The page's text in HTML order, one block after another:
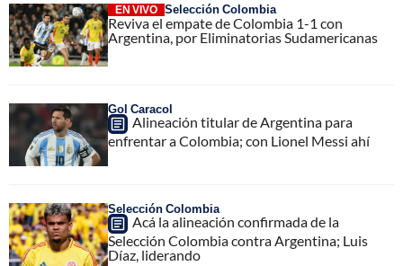
EN VIVO Selección Colombia
Reviva el empate de Colombia 1-1 con
Argentina, por Eliminatorias Sudamericanas
Gol Caracol
Alineación titular de Argentina para
enfrentar a Colombia; con Lionel Messi ahí
Selección Colombia
Acá la alineación confirmada de la
Selección Colombia contra Argentina; Luis
Díaz, liderando